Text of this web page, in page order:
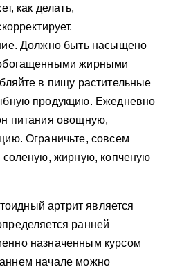
как делать,
Должно быть насыщено
жирными
в пищу растительные
продукцию. Ежедневно
питания овощную,
Ограничьте, совсем
соленую, жирную, копченую
артрит является
ранней
назначенным курсом
начале можно